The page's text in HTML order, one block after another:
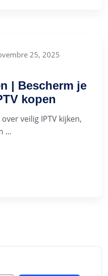
25, 2025
| Bescherm je
kopen
veilig IPTV kijken,
...